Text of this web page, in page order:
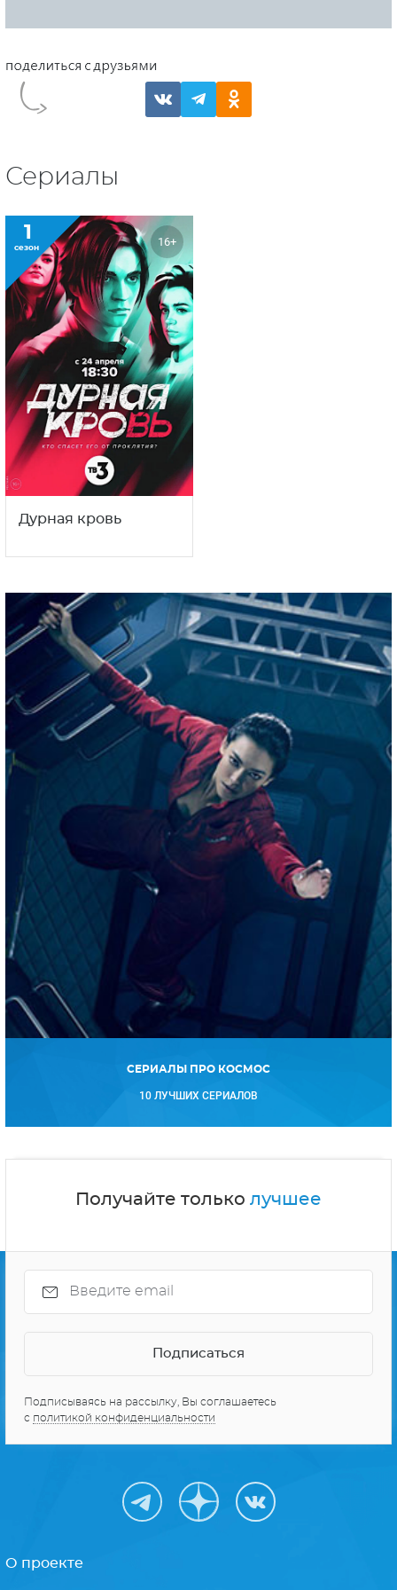
Сериалы
1
сезон 16+
Дурная кровь
СЕРИАЛЫ ПРО КОСМОС
10 ЛУЧШИХ СЕРИАЛОВ
Получайте только лучшее
Подписываясь на рассылку, Вы соглашаетесь
с политикой конфиденциальности
О проекте